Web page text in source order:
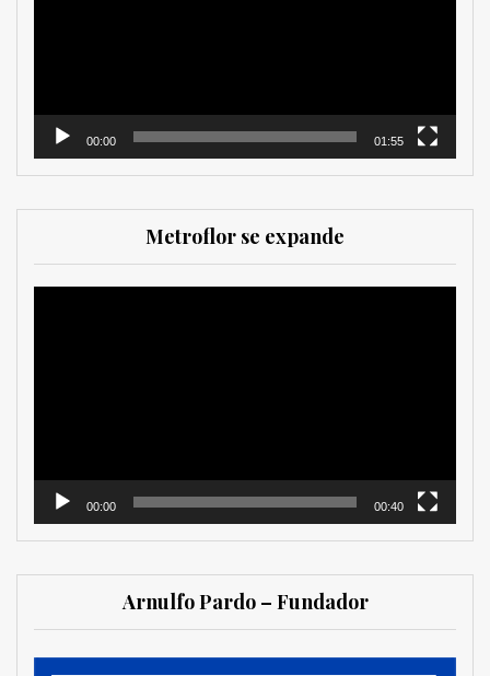
00:00 01:55
Metroflor se expande
00:00 00:40
Arnulfo Pardo – Fundador